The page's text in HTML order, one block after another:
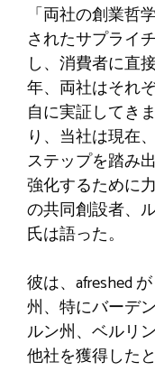
「両社の創業哲
されたサプライ
し、消費者に直
年、両社はそれ
自に実証してき
り、当社は現在
ステップを踏み
強化するために
の共同創設者、
氏は語った。
彼は、afreshed
州、特にバーデ
ルン州、ベルリ
他社を獲得した